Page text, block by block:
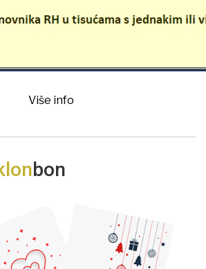
Više info
bon